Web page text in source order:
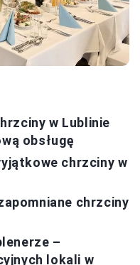
w Lublinie
obsługę
chrzciny w
chrzciny
–
lokali w